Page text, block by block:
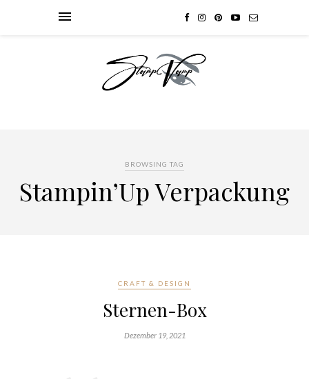
BROWSING TAG
Stampin’Up Verpackung
CRAFT & DESIGN
Sternen-Box
Dezember 19, 2021